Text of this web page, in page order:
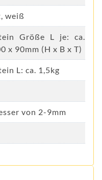
weiß
Größe L je: ca.
x 90mm (H x B x T)
L: ca. 1,5kg
von 2-9mm